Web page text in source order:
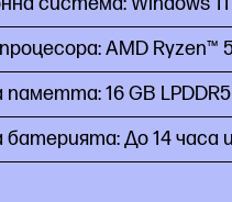
AMD Ryzen™
паметта: 16 GB LPDDR5
До 14 часа